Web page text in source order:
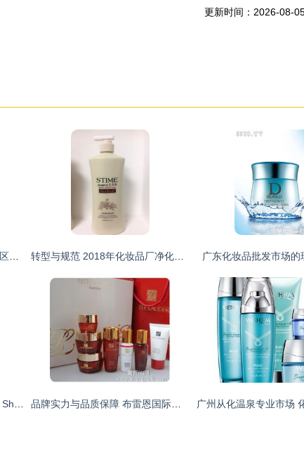
更新时间：2026-08-
广东化妆品批发市场的